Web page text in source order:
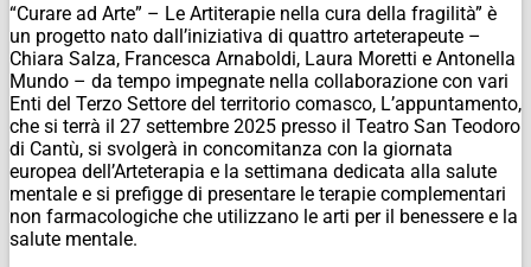
“Curare ad Arte” – Le Artiterapie nella cura della fragilità” è
un progetto nato dall’iniziativa di quattro arteterapeute –
Chiara Salza, Francesca Arnaboldi, Laura Moretti e Antonella
Mundo – da tempo impegnate nella collaborazione con vari
Enti del Terzo Settore del territorio comasco, L’appuntamento,
che si terrà il 27 settembre 2025 presso il Teatro San Teodoro
di Cantù, si svolgerà in concomitanza con la giornata
europea dell’Arteterapia e la settimana dedicata alla salute
mentale e si prefigge di presentare le terapie complementari
non farmacologiche che utilizzano le arti per il benessere e la
salute mentale.